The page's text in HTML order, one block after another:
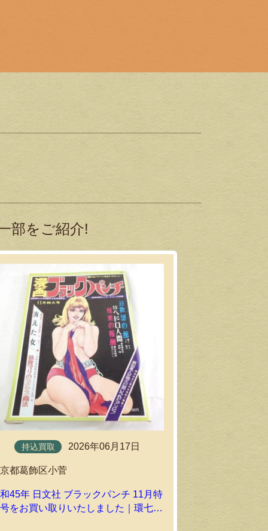
部をご紹介!
持込買取 2026年06月17日
都葛飾区小菅
45年 日文社 ブラックパンチ 11月特
をお買い取りいたしました｜環七ホ